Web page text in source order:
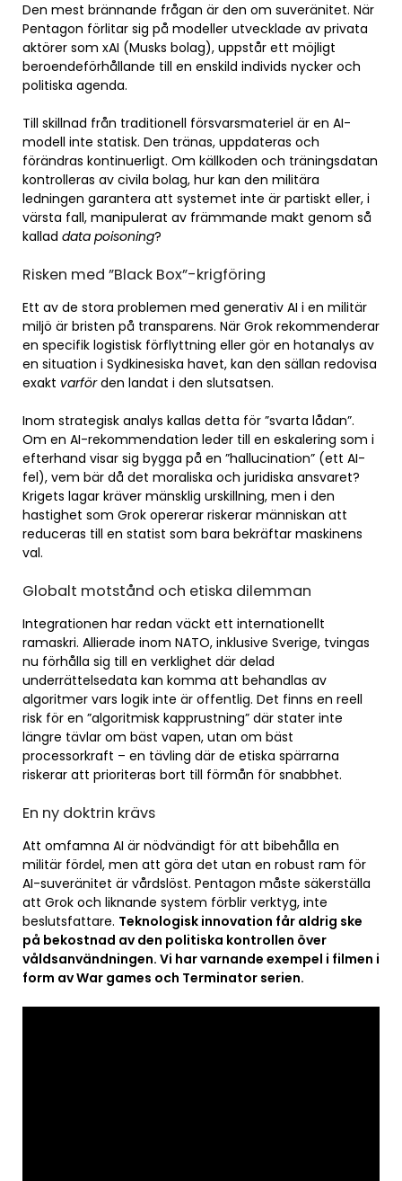
Den mest brännande frågan är den om suveränitet. När
Pentagon förlitar sig på modeller utvecklade av privata
aktörer som xAI (Musks bolag), uppstår ett möjligt
beroendeförhållande till en enskild individs nycker och
politiska agenda.
Till skillnad från traditionell försvarsmateriel är en AI-
modell inte statisk. Den tränas, uppdateras och
förändras kontinuerligt. Om källkoden och träningsdatan
kontrolleras av civila bolag, hur kan den militära
ledningen garantera att systemet inte är partiskt eller, i
värsta fall, manipulerat av främmande makt genom så
kallad data poisoning?
Risken med ”Black Box”-krigföring
Ett av de stora problemen med generativ AI i en militär
miljö är bristen på transparens. När Grok rekommenderar
en specifik logistisk förflyttning eller gör en hotanalys av
en situation i Sydkinesiska havet, kan den sällan redovisa
exakt varförden landat i den slutsatsen.
Inom strategisk analys kallas detta för ”svarta lådan”.
Om en AI-rekommendation leder till en eskalering som i
efterhand visar sig bygga på en ”hallucination” (ett AI-
fel), vem bär då det moraliska och juridiska ansvaret?
Krigets lagar kräver mänsklig urskillning, men i den
hastighet som Grok opererar riskerar människan att
reduceras till en statist som bara bekräftar maskinens
val.
Globalt motstånd och etiska dilemman
Integrationen har redan väckt ett internationellt
ramaskri. Allierade inom NATO, inklusive Sverige, tvingas
nu förhålla sig till en verklighet där delad
underrättelsedata kan komma att behandlas av
algoritmer vars logik inte är offentlig. Det finns en reell
risk för en ”algoritmisk kapprustning” där stater inte
längre tävlar om bäst vapen, utan om bäst
processorkraft – en tävling där de etiska spärrarna
riskerar att prioriteras bort till förmån för snabbhet.
En ny doktrin krävs
Att omfamna AI är nödvändigt för att bibehålla en
militär fördel, men att göra det utan en robust ram för
AI-suveränitet är vårdslöst. Pentagon måste säkerställa
att Grok och liknande system förblir verktyg, inte
beslutsfattare. Teknologisk innovation får aldrig ske
på bekostnad av den politiska kontrollen över
våldsanvändningen. Vi har varnande exempel i filmen i
form av War games och Terminator serien.